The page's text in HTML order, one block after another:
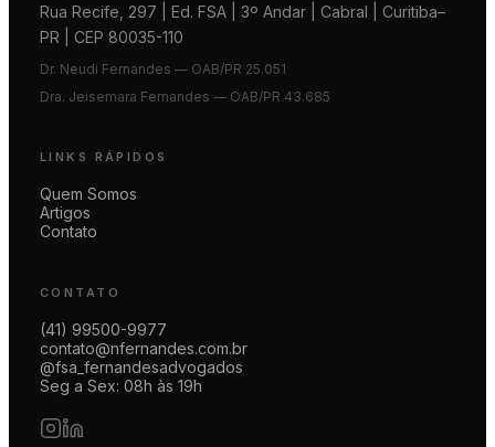
Rua Recife, 297 | Ed. FSA | 3º Andar | Cabral | Curitiba–
PR | CEP 80035-110
Dr. Neudi Fernandes — OAB/PR 25.051
Dra. Jeisemara Fernandes — OAB/PR 43.685
LINKS RÁPIDOS
Quem Somos
Artigos
Contato
CONTATO
(41) 99500-9977
contato@nfernandes.com.br
@fsa_fernandesadvogados
Seg a Sex: 08h às 19h